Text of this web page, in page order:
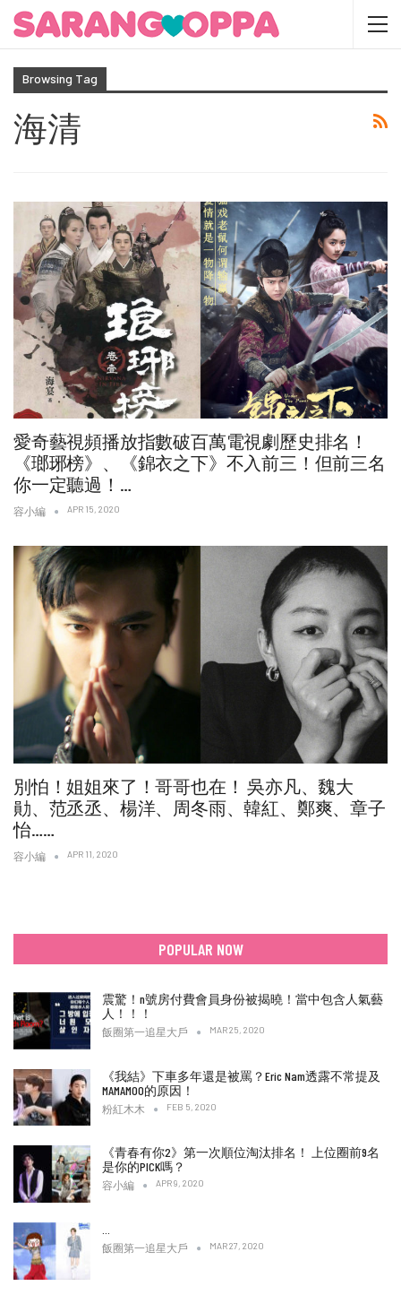
Browsing Tag
海清
愛奇藝視頻播放指數破百萬電視劇歷史排名！
《瑯琊榜》、《錦衣之下》不入前三！但前三名
你一定聽過！…
容小編 APR 15, 2020
別怕！姐姐來了！哥哥也在！ 吳亦凡、魏大
勛、范丞丞、楊洋、周冬雨、韓紅、鄭爽、章子
怡……
容小編 APR 11, 2020
POPULAR NOW
震驚！n號房付費會員身份被揭曉！當中包含人氣藝
人！！！
飯圈第一追星大戶 MAR 25, 2020
《我結》下車多年還是被罵？Eric Nam透露不常提及
MAMAMOO的原因！
粉紅木木 FEB 5, 2020
《青春有你2》第一次順位淘汰排名！ 上位圈前9名
是你的PICK嗎？
容小編 APR 9, 2020
飯圈第一追星大戶 MAR 27, 2020